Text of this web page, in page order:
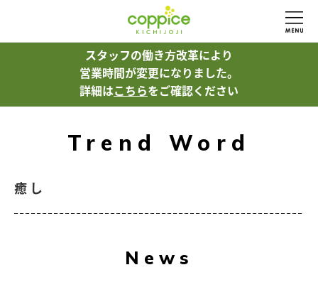
スタッフの働き方改革により
営業時間が変更になりました。
詳細はこちらをご確認ください
Trend Word
癒し
News